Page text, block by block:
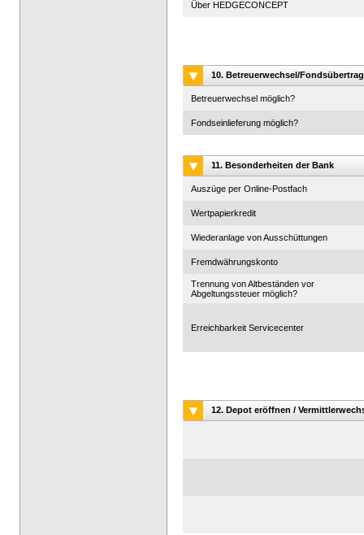
Über HEDGECONCEPT
10. Betreuerwechsel/
Betreuerwechsel möglich?
Fondseinlieferung möglich?
11. Besonderheiten der Bank
Auszüge per Online-Postfach
Wertpapierkredit
Wiederanlage von Ausschüttungen
Fremdwährungskonto
Trennung von Altbeständen vor
Abgeltungssteuer möglich?
Erreichbarkeit Servicecenter
12. Depot eröffnen /